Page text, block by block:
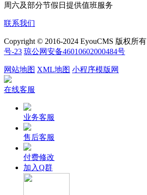
周六及部分节假日提供值班服务
联系我们
Copyright © 2016-2024 EyouCMS 版权所有
号-23 琼公网安备46010602000484号
网站地图 XML地图 小程序模版网
在线客服
业务客服
售后客服
付费修改
加入Q群